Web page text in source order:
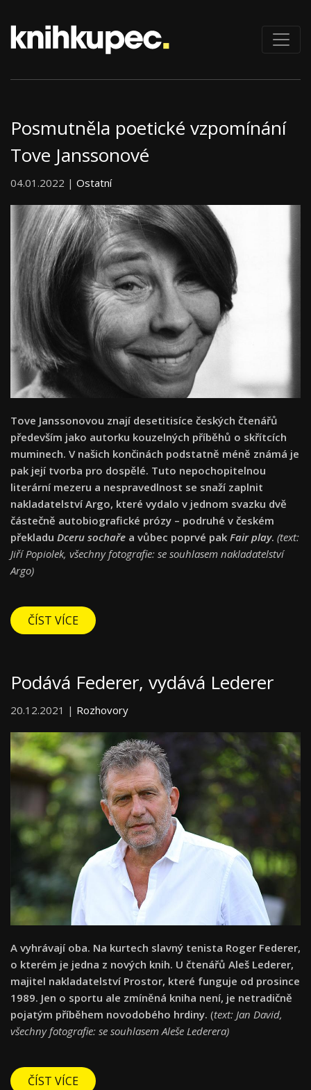
Posmutněla poetické vzpomínání
Tove Janssonové
04.01.2022 | Ostatní
Tove Janssonovou znají desetitisíce českých čtenářů
především jako autorku kouzelných příběhů o skřítcích
muminech. V našich končinách podstatně méně známá je
pak její tvorba pro dospělé. Tuto nepochopitelnou
literární mezeru a nespravedlnost se snaží zaplnit
nakladatelství Argo, které vydalo v jednom svazku dvě
částečně autobiografické prózy – podruhé v českém
překladu Dceru sochaře a vůbec poprvé pak Fair play. (text:
Jiří Popiolek, všechny fotografie: se souhlasem nakladatelství
Argo)
ČÍST VÍCE
Podává Federer, vydává Lederer
20.12.2021 | Rozhovory
A vyhrávají oba. Na kurtech slavný tenista Roger Federer,
o kterém je jedna z nových knih. U čtenářů Aleš Lederer,
majitel nakladatelství Prostor, které funguje od prosince
1989. Jen o sportu ale zmíněná kniha není, je netradičně
pojatým příběhem novodobého hrdiny. (text: Jan David,
všechny fotografie: se souhlasem Aleše Lederera)
ČÍST VÍCE